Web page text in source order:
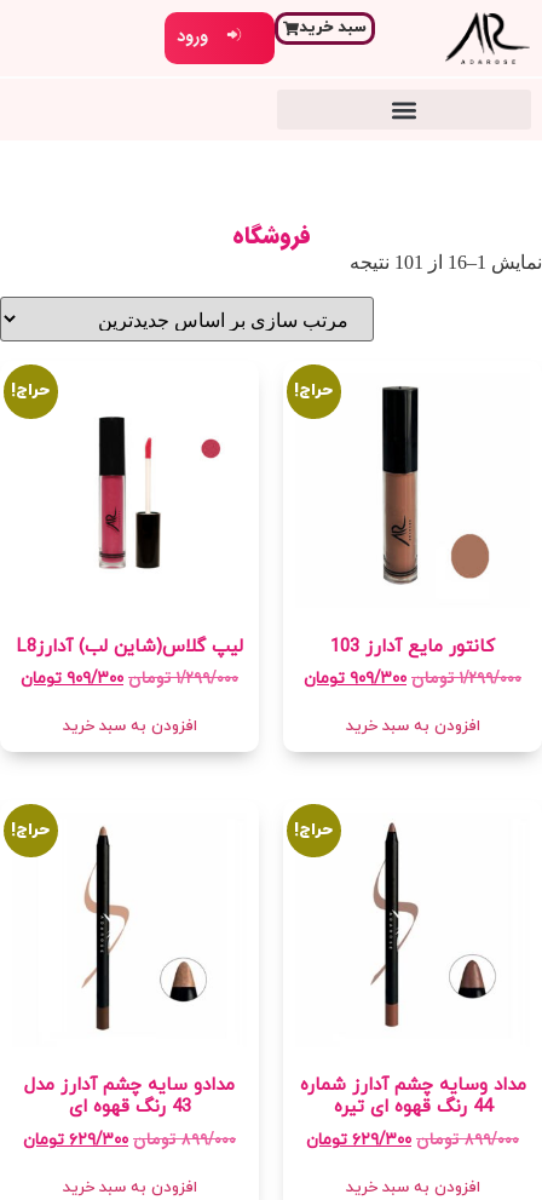
سبد خرید ورود
فروشگاه
نمایش 1–16 از 101 نتیجه
حراج!
کانتور مایع آدارز 103
۱/۲۹۹/۰۰۰تومان ۹۰۹/۳۰۰ تومان
افزودن به سبد خرید
حراج!
لیپ گلاس(شاین لب) آدارزL8
۱/۲۹۹/۰۰۰تومان ۹۰۹/۳۰۰ تومان
افزودن به سبد خرید
حراج!
مداد وسایه چشم آدارز شماره
44 رنگ قهوه ای تیره
۸۹۹/۰۰۰تومان ۶۲۹/۳۰۰ تومان
افزودن به سبد خرید
حراج!
مدادو سایه چشم آدارز مدل
43 رنگ قهوه ای
۸۹۹/۰۰۰تومان ۶۲۹/۳۰۰ تومان
افزودن به سبد خرید